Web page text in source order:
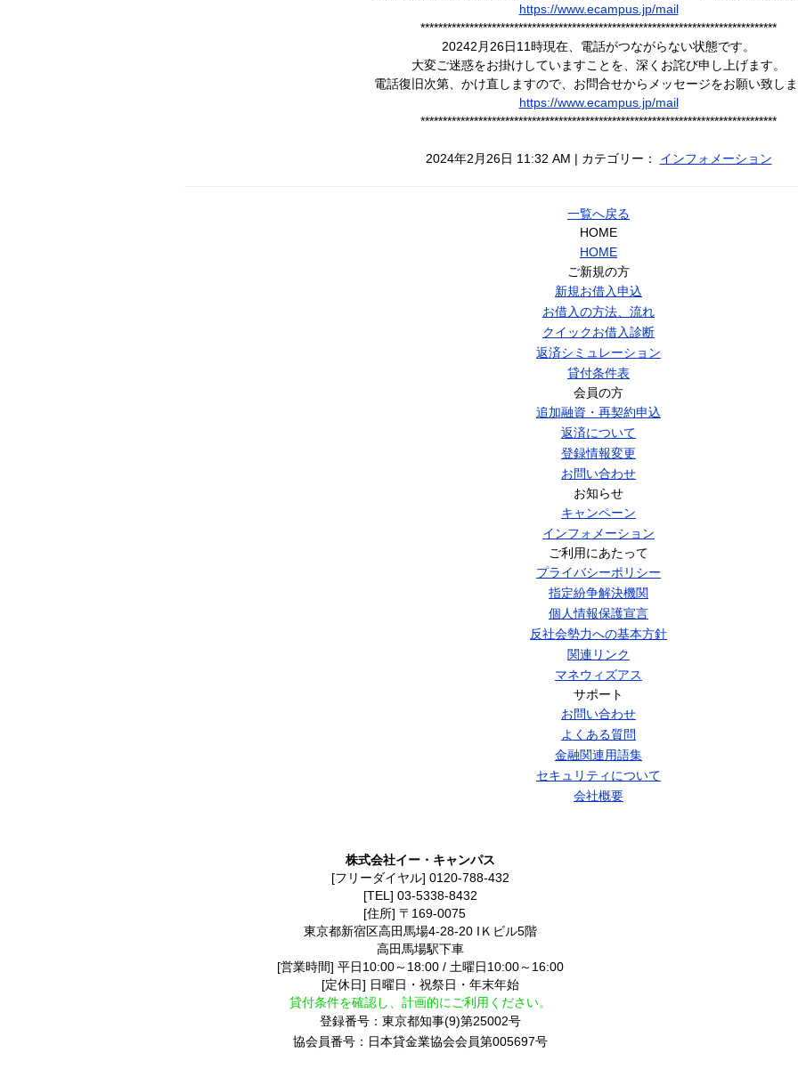
https://www.ecampus.jp/mail
********************************************************************************
20242月26日11時現在、電話がつながらない状態です。
大変ご迷惑をお掛けしていますことを、深くお詫び申し上げます。
電話復旧次第、かけ直しますので、お問合せからメッセージをお願い致しま
https://www.ecampus.jp/mail
********************************************************************************
2024年2月26日 11:32 AM | カテゴリー： インフォメーション
一覧へ戻る
HOME
HOME
ご新規の方
新規お借入申込
お借入の方法、流れ
クイックお借入診断
返済シミュレーション
貸付条件表
会員の方
追加融資・再契約申込
返済について
登録情報変更
お問い合わせ
お知らせ
キャンペーン
インフォメーション
ご利用にあたって
プライバシーポリシー
指定紛争解決機関
個人情報保護宣言
反社会勢力への基本方針
関連リンク
マネウィズアス
サポート
お問い合わせ
よくある質問
金融関連用語集
セキュリティについて
会社概要
株式会社イー・キャンパス
[フリーダイヤル] 0120-788-432
[TEL] 03-5338-8432
[住所] 〒169-0075
東京都新宿区高田馬場4-28-20 IＫビル5階
高田馬場駅下車
[営業時間] 平日10:00～18:00 / 土曜日10:00～16:00
[定休日] 日曜日・祝祭日・年末年始
貸付条件を確認し、計画的にご利用ください。
登録番号：東京都知事(9)第25002号
協会員番号：日本貸金業協会会員第005697号